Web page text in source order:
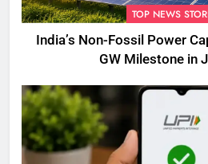
TOP NEWS
India’s Non-Fossil Power
GW Milestone in